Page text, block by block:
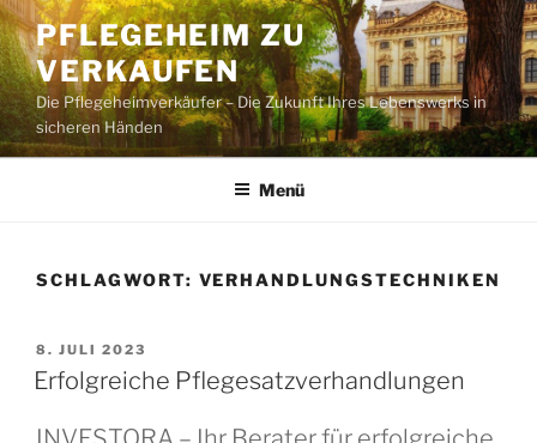
Zum
Inhalt
springen
PFLEGEHEIM ZU
VERKAUFEN
Die Pflegeheimverkäufer – Die Zukunft Ihres Lebenswerks in
sicheren Händen
Menü
SCHLAGWORT: VERHANDLUNGSTECHNIKEN
VERÖFFENTLICHT
AM
8. JULI 2023
Erfolgreiche Pflegesatzverhandlungen